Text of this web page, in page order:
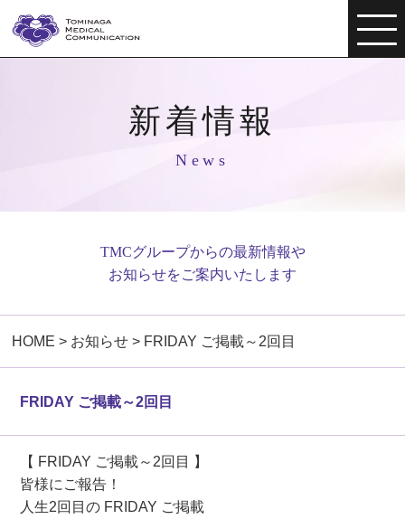
新着情報
News
TMCグループからの最新情報や
お知らせをご案内いたします
HOME > お知らせ > FRIDAY ご掲載～2回目
FRIDAY ご掲載～2回目
【 FRIDAY ご掲載～2回目 】
皆様にご報告！
人生2回目の FRIDAY ご掲載